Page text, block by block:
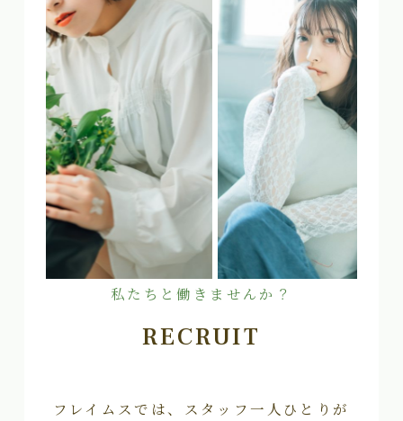
私たちと働きませんか？
RECRUIT
フレイムスでは、スタッフ一人ひとりが